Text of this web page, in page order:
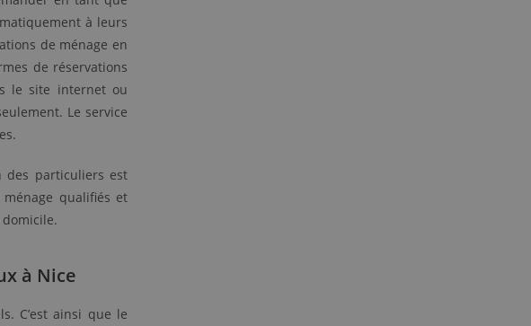
à leurs
de ménage en
de réservations
le site internet ou
Le service
des particuliers est
qualifiés et
à Nice
C’est ainsi que le